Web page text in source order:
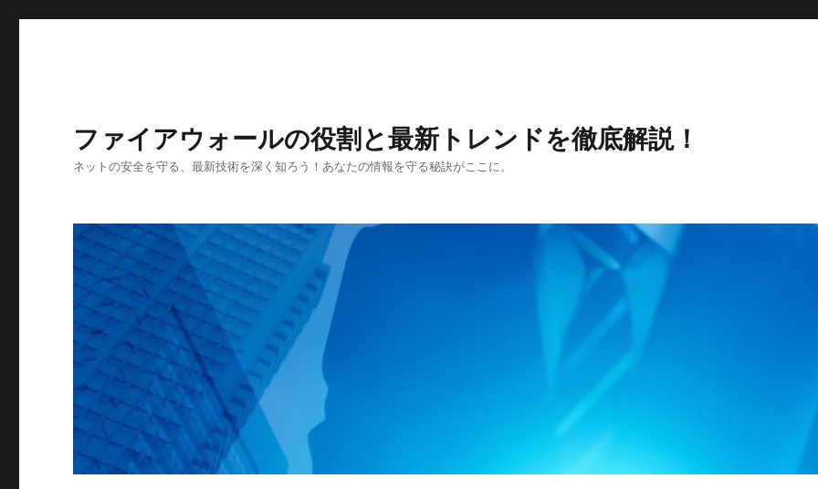
ファイアウォールの役割と最新トレンドを徹底解説！
ネットの安全を守る、最新技術を深く知ろう！あなたの情報を守る秘訣がここに。